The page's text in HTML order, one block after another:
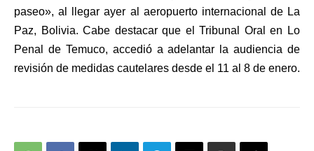
paseo», al llegar ayer al aeropuerto internacional de La
Paz, Bolivia.Cabe destacar que elTribunal Oral en Lo
Penal de Temuco, accedió a adelantar la audiencia de
revisión de medidas cautelares desde el 11 al 8 de enero.